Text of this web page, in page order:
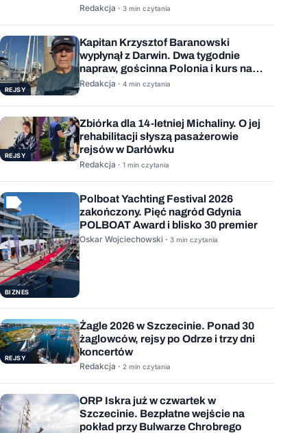
Redakcja · 3 min czytania
REJSY
Kapitan Krzysztof Baranowski
wypłynął z Darwin. Dwa tygodnie
napraw, gościnna Polonia i kurs na
Mauritius
Redakcja · 4 min czytania
REJSY
Zbiórka dla 14-letniej Michaliny. O jej
rehabilitacji słyszą pasażerowie
rejsów w Darłówku
Redakcja · 1 min czytania
BIZNES
Polboat Yachting Festival 2026
zakończony. Pięć nagród Gdynia
POLBOAT Award i blisko 30 premier
Oskar Wojciechowski · 3 min czytania
REJSY
Żagle 2026 w Szczecinie. Ponad 30
żaglowców, rejsy po Odrze i trzy dni
koncertów
Redakcja · 2 min czytania
ORP Iskra już w czwartek w
Szczecinie. Bezpłatne wejście na
pokład przy Bulwarze Chrobrego